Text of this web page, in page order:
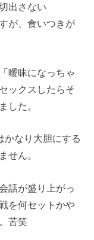
出さない
が、食いつきが
曖昧になっちゃ
ックスしたらそ
した。
かなり大胆にする
せん。
話が盛り上がっ
を何セットかや
苦笑